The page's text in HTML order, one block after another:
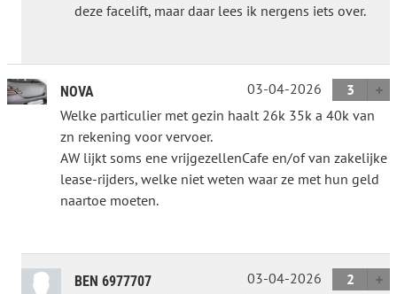
deze facelift, maar daar lees ik nergens iets over.
NOVA 03-04-2026
3
Welke particulier met gezin haalt 26k 35k a 40k van
zn rekening voor vervoer.
AW lijkt soms ene vrijgezellenCafe en/of van zakelijke
lease-rijders, welke niet weten waar ze met hun geld
naartoe moeten.
BEN 6977707 03-04-2026
2